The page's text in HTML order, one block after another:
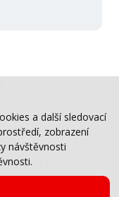
a další sledovací
zobrazení
návštěvnosti
Reserved.